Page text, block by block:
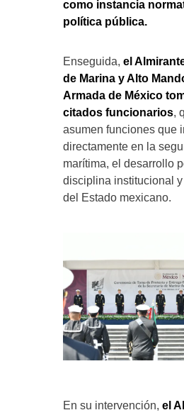
como instancia
política pública.
Enseguida, el
de Marina y Alto
Armada de México
citados funcionarios,
asumen funciones que
directamente en la
marítima, el desarrollo
disciplina institucional
del Estado mexicano.
En su intervención, el